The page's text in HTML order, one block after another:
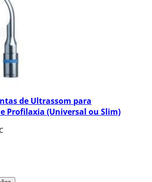
de Ultrassom para
Profilaxia (Universal ou Slim)